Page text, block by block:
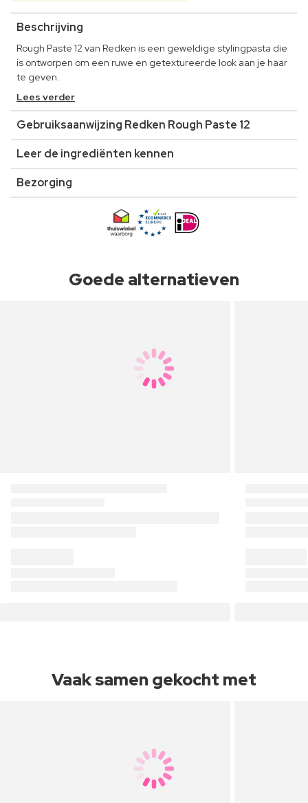
Beschrijving
Rough Paste 12 van Redken is een geweldige stylingpasta die
is ontworpen om een ruwe en getextureerde look aan je haar
te geven.
Lees verder
Gebruiksaanwijzing Redken Rough Paste 12
Leer de ingrediënten kennen
Bezorging
Goede alternatieven
Vaak samen gekocht met